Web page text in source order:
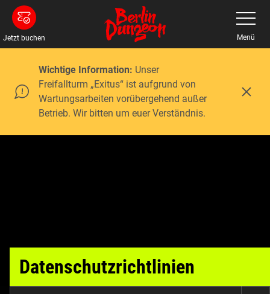
Zum
Hauptinhalt
springen
Jetzt buchen Menü
Wichtige Information: Unser
Freifallturm „Exitus“ ist aufgrund von
Wartungsarbeiten vorübergehend außer
Betrieb. Wir bitten um euer Verständnis.
S
Datenschutzrichtlinien